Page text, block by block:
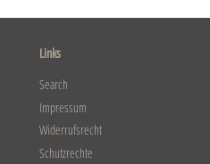
Links
Search
Impressum
Widerrufsrecht
Schutzrechte